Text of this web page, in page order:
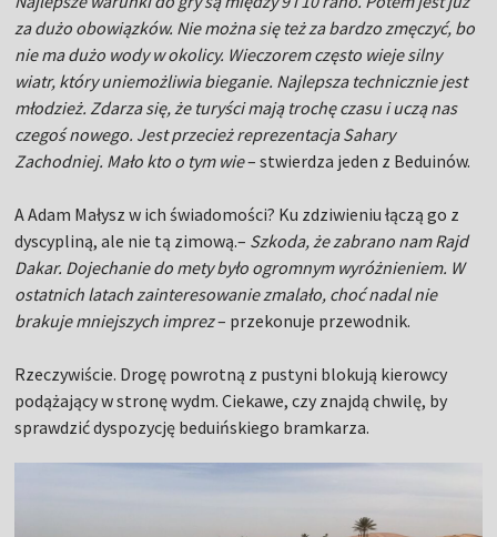
za dużo obowiązków. Nie można się też za bardzo zmęczyć, bo
nie ma dużo wody w okolicy. Wieczorem często wieje silny
wiatr, który uniemożliwia bieganie. Najlepsza technicznie jest
młodzież. Zdarza się, że turyści mają trochę czasu i uczą nas
czegoś nowego. Jest przecież reprezentacja Sahary
Zachodniej. Mało kto o tym wie– stwierdza jeden z Beduinów.
A Adam Małysz w ich świadomości? Ku zdziwieniu łączą go z
dyscypliną, ale nie tą zimową.– Szkoda, że zabrano nam Rajd
Dakar. Dojechanie do mety było ogromnym wyróżnieniem. W
ostatnich latach zainteresowanie zmalało, choć nadal nie
brakuje mniejszych imprez– przekonuje przewodnik.
Rzeczywiście. Drogę powrotną z pustyni blokują kierowcy
podążający w stronę wydm. Ciekawe, czy znajdą chwilę, by
sprawdzić dyspozycję beduińskiego bramkarza.